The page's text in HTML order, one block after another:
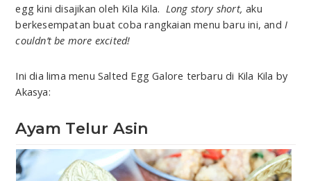
egg kini disajikan oleh Kila Kila. Long story short, aku
berkesempatan buat coba rangkaian menu baru ini, and I
couldn’t be more excited!
Ini dia lima menu Salted Egg Galore terbaru di Kila Kila by
Akasya:
Ayam Telur Asin